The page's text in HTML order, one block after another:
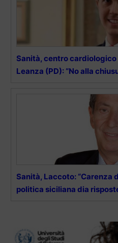
Sanità, centro
Leanza (PD): “No alla
Sanità, Laccoto: “Carenza
politica siciliana dia